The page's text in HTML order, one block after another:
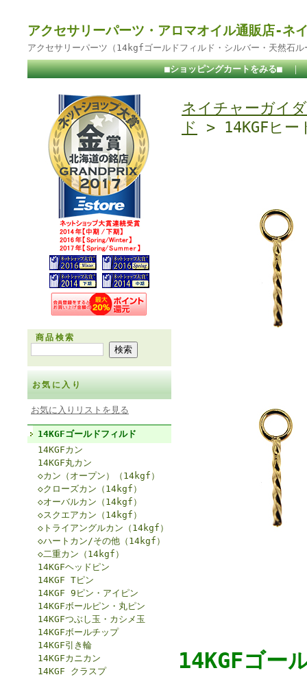
アクセサリーパーツ・アロマオイル通販店-ネ
アクセサリーパーツ（14kgfゴールドフィルド・シルバー・天然石
■ショッピングカートをみる■ ｜
商品検索
お気に入り
お気に入りリストを見る
14KGFゴールドフィルド
14KGFカン
14KGF丸カン
◇カン（オープン）（14kgf）
◇クローズカン（14kgf）
◇オーバルカン（14kgf）
◇スクエアカン（14kgf）
◇トライアングルカン（14kgf）
◇ハートカン/その他（14kgf）
◇二重カン（14kgf）
14KGFヘッドピン
14KGF Tピン
14KGF 9ピン・アイピン
14KGFボールピン・丸ピン
14KGFつぶし玉・カシメ玉
14KGFボールチップ
14KGF引き輪
14KGFカニカン
14KGF クラスプ
ネイチャーガイ
ド
> 14KGFヒー
14KGFゴー